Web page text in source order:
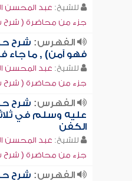
للشيخ: عبد المحسن
جزء من محاضرة ( شرح سنن
الفهرس: شرح
فهو آمن) , ما جاء
للشيخ: عبد المحسن
جزء من محاضرة ( شرح سنن
الفهرس: شرح
عليه وسلم في
الكفن
للشيخ: عبد المحسن
جزء من محاضرة ( شرح سنن
الفهرس: شرح